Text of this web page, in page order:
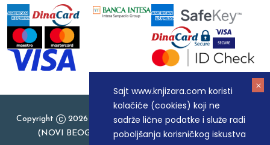
Sajt www.knjizara.com koristi
kolačiće (cookies) koji ne
sadrže lične podatke i služe radi
poboljšanja korisničkog iskustva
Copyright
2026 Knjizara.com - MAKART DOO BEOGRAD
(NOVI BEOGRAD), PIB: 105184104, MB: 20337524